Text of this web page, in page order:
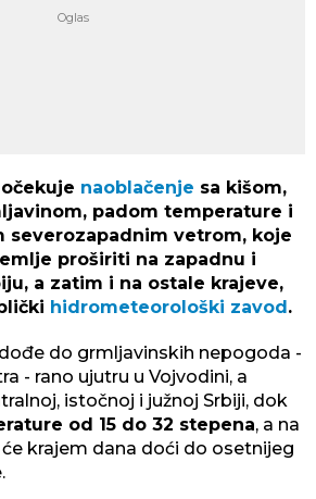
naoblačenje sa kišom,
padom temperature i
severozapadnim vetrom, koje
proširiti na zapadnu i
a zatim i na ostale krajeve,
hidrometeorološki zavod.
do grmljavinskih nepogoda -
- rano ujutru u Vojvodini, a
istočnoj i južnoj Srbiji, dok
od 15 do 32 stepena, a na
krajem dana doći do osetnijeg